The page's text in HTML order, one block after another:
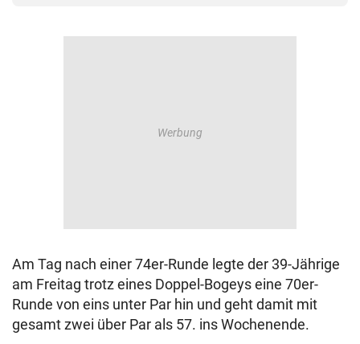
Am Tag nach einer 74er-Runde legte der 39-Jährige
am Freitag trotz eines Doppel-Bogeys eine 70er-
Runde von eins unter Par hin und geht damit mit
gesamt zwei über Par als 57. ins Wochenende.